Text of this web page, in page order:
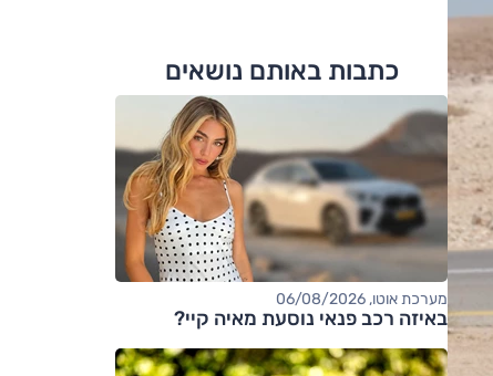
כתבות באותם נושאים
מערכת אוטו, 06/08/2026
באיזה רכב פנאי נוסעת מאיה קיי?